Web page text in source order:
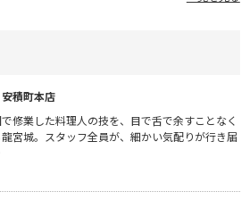
積町本店
修業した料理人の技を、目で舌で余すことなく
宮城。スタッフ全員が、細かい気配りが行き届